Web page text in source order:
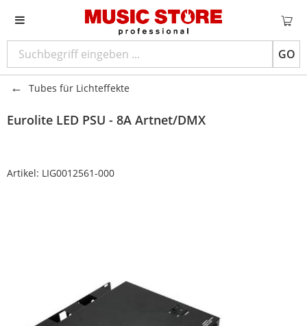
GO
Tubes für Lichteffekte
Eurolite LED PSU - 8A Artnet/DMX
Artikel: LIG0012561-000